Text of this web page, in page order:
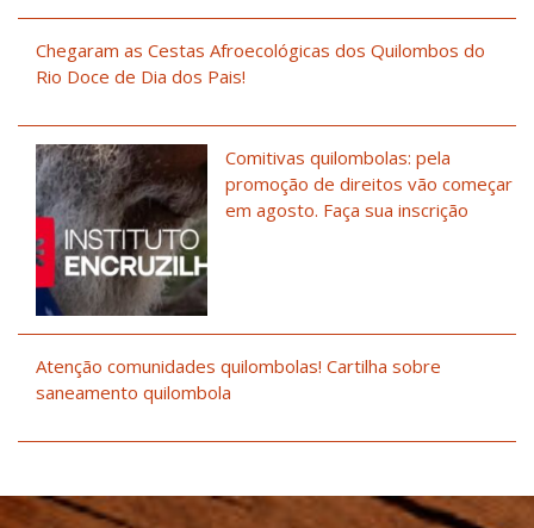
Chegaram as Cestas Afroecológicas dos Quilombos do
Rio Doce de Dia dos Pais!
Comitivas quilombolas: pela
promoção de direitos vão começar
em agosto. Faça sua inscrição
Atenção comunidades quilombolas! Cartilha sobre
saneamento quilombola